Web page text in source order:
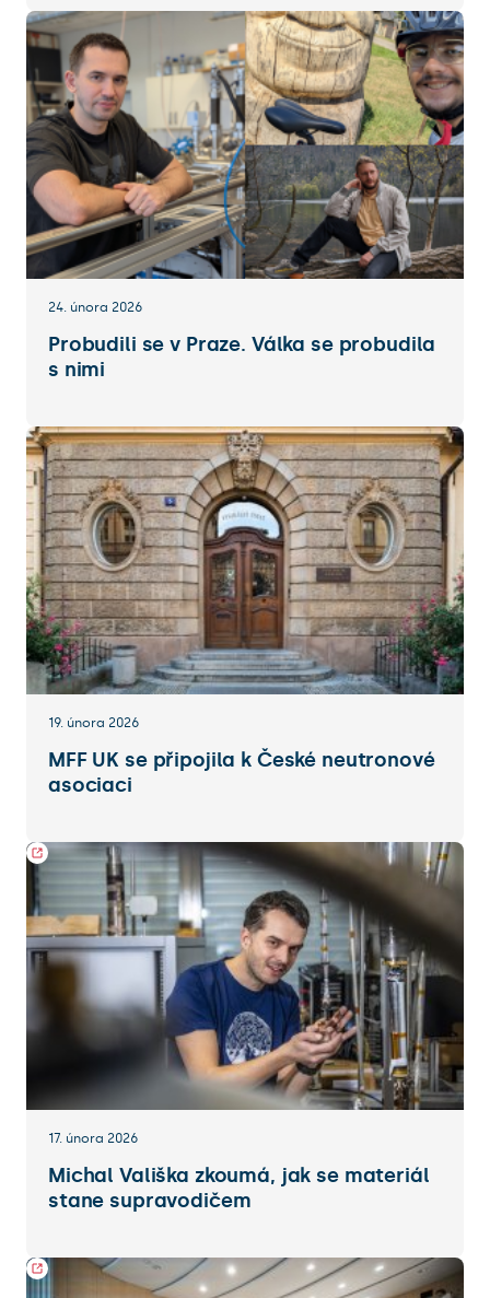
24. února 2026
Probudili se v Praze. Válka se probudila
s nimi
19. února 2026
MFF UK se připojila k České neutronové
asociaci
17. února 2026
Michal Vališka zkoumá, jak se materiál
stane supravodičem